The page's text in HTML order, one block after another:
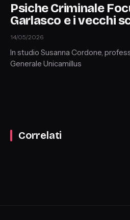
Psiche Criminale
Garlasco e i vecchi
14/05/2026
In studio Susanna Cordone,
Generale Unicamillus
Correlati